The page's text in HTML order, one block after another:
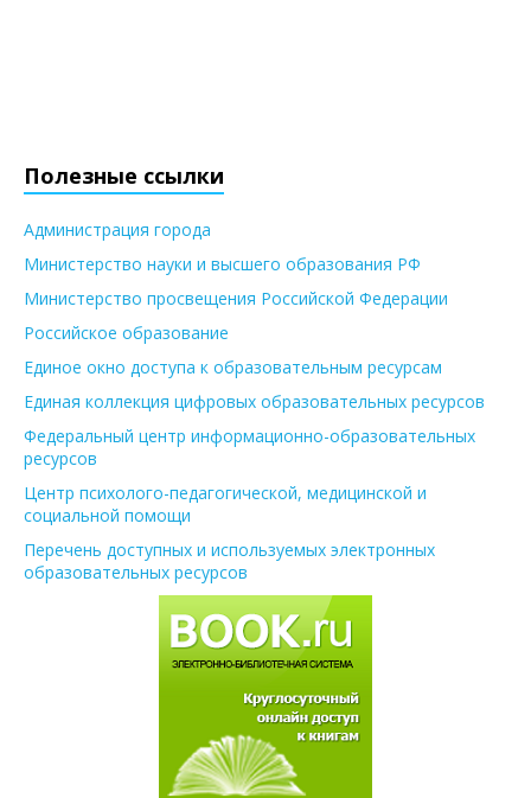
Полезные ссылки
Администрация города
Министерство науки и высшего образования РФ
Министерство просвещения Российской Федерации
Российское образование
Единое окно доступа к образовательным ресурсам
Единая коллекция цифровых образовательных ресурсов
Федеральный центр информационно-образовательных
ресурсов
Центр психолого-педагогической, медицинской и
социальной помощи
Перечень доступных и используемых электронных
образовательных ресурсов